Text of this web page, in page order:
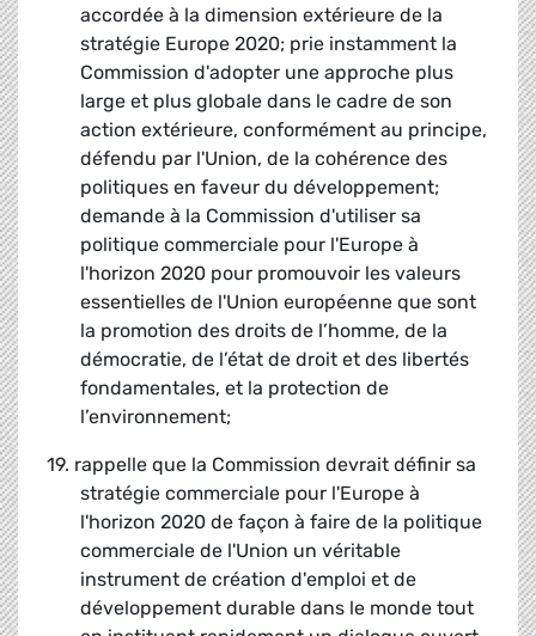
accordée à la dimension extérieure de la
stratégie Europe 2020; prie instamment la
Commission d'adopter une approche plus
large et plus globale dans le cadre de son
action extérieure, conformément au principe,
défendu par l'Union, de la cohérence des
politiques en faveur du développement;
demande à la Commission d'utiliser sa
politique commerciale pour l'Europe à
l'horizon 2020 pour promouvoir les valeurs
essentielles de l'Union européenne que sont
la promotion des droits de l’homme, de la
démocratie, de l’état de droit et des libertés
fondamentales, et la protection de
l’environnement;
19. rappelle que la Commission devrait définir sa
stratégie commerciale pour l'Europe à
l'horizon 2020 de façon à faire de la politique
commerciale de l'Union un véritable
instrument de création d'emploi et de
développement durable dans le monde tout